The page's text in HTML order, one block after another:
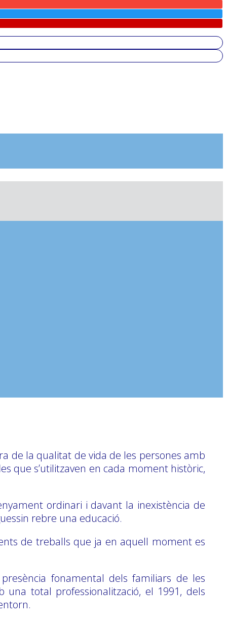
de la qualitat de vida de les persones amb
que s’utilitzaven en cada moment històric,
ordinari i davant la inexistència de
rebre una educació.
de treballs que ja en aquell moment es
fonamental dels familiars de les
total professionalització, el 1991, dels